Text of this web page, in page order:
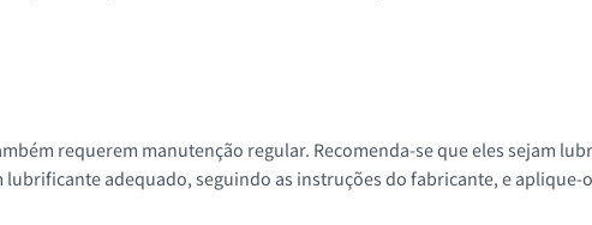
requerem manutenção regular. Recomenda-se que eles sejam
adequado, seguindo as instruções do fabricante, e aplique-